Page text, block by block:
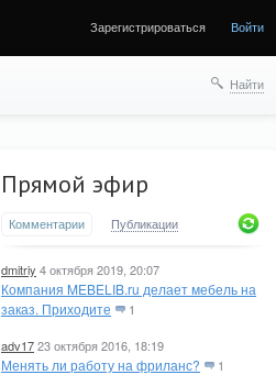
Зарегистрироваться Войти
Найти
Прямой эфир
Комментарии Публикации
dmitriy 4 октября 2019, 20:07
Компания MEBELIB.ru делает мебель на
заказ. Приходите
1
adv1723 октября 2016, 18:19
Менять ли работу на фриланс? 1